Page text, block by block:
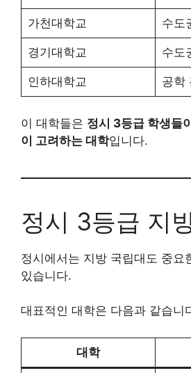
가천대학교 수도
경기대학교 수도
인하대학교 공학
이 대학들은 정시 3등급 학생들
이 고려하는 대학입니다.
정시 3등급 지
정시에서는 지방 국립대도 중요
있습니다.
대표적인 대학은 다음과 같습니
대학